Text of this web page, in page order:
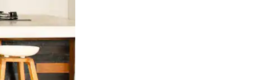
et en faisant glisser.